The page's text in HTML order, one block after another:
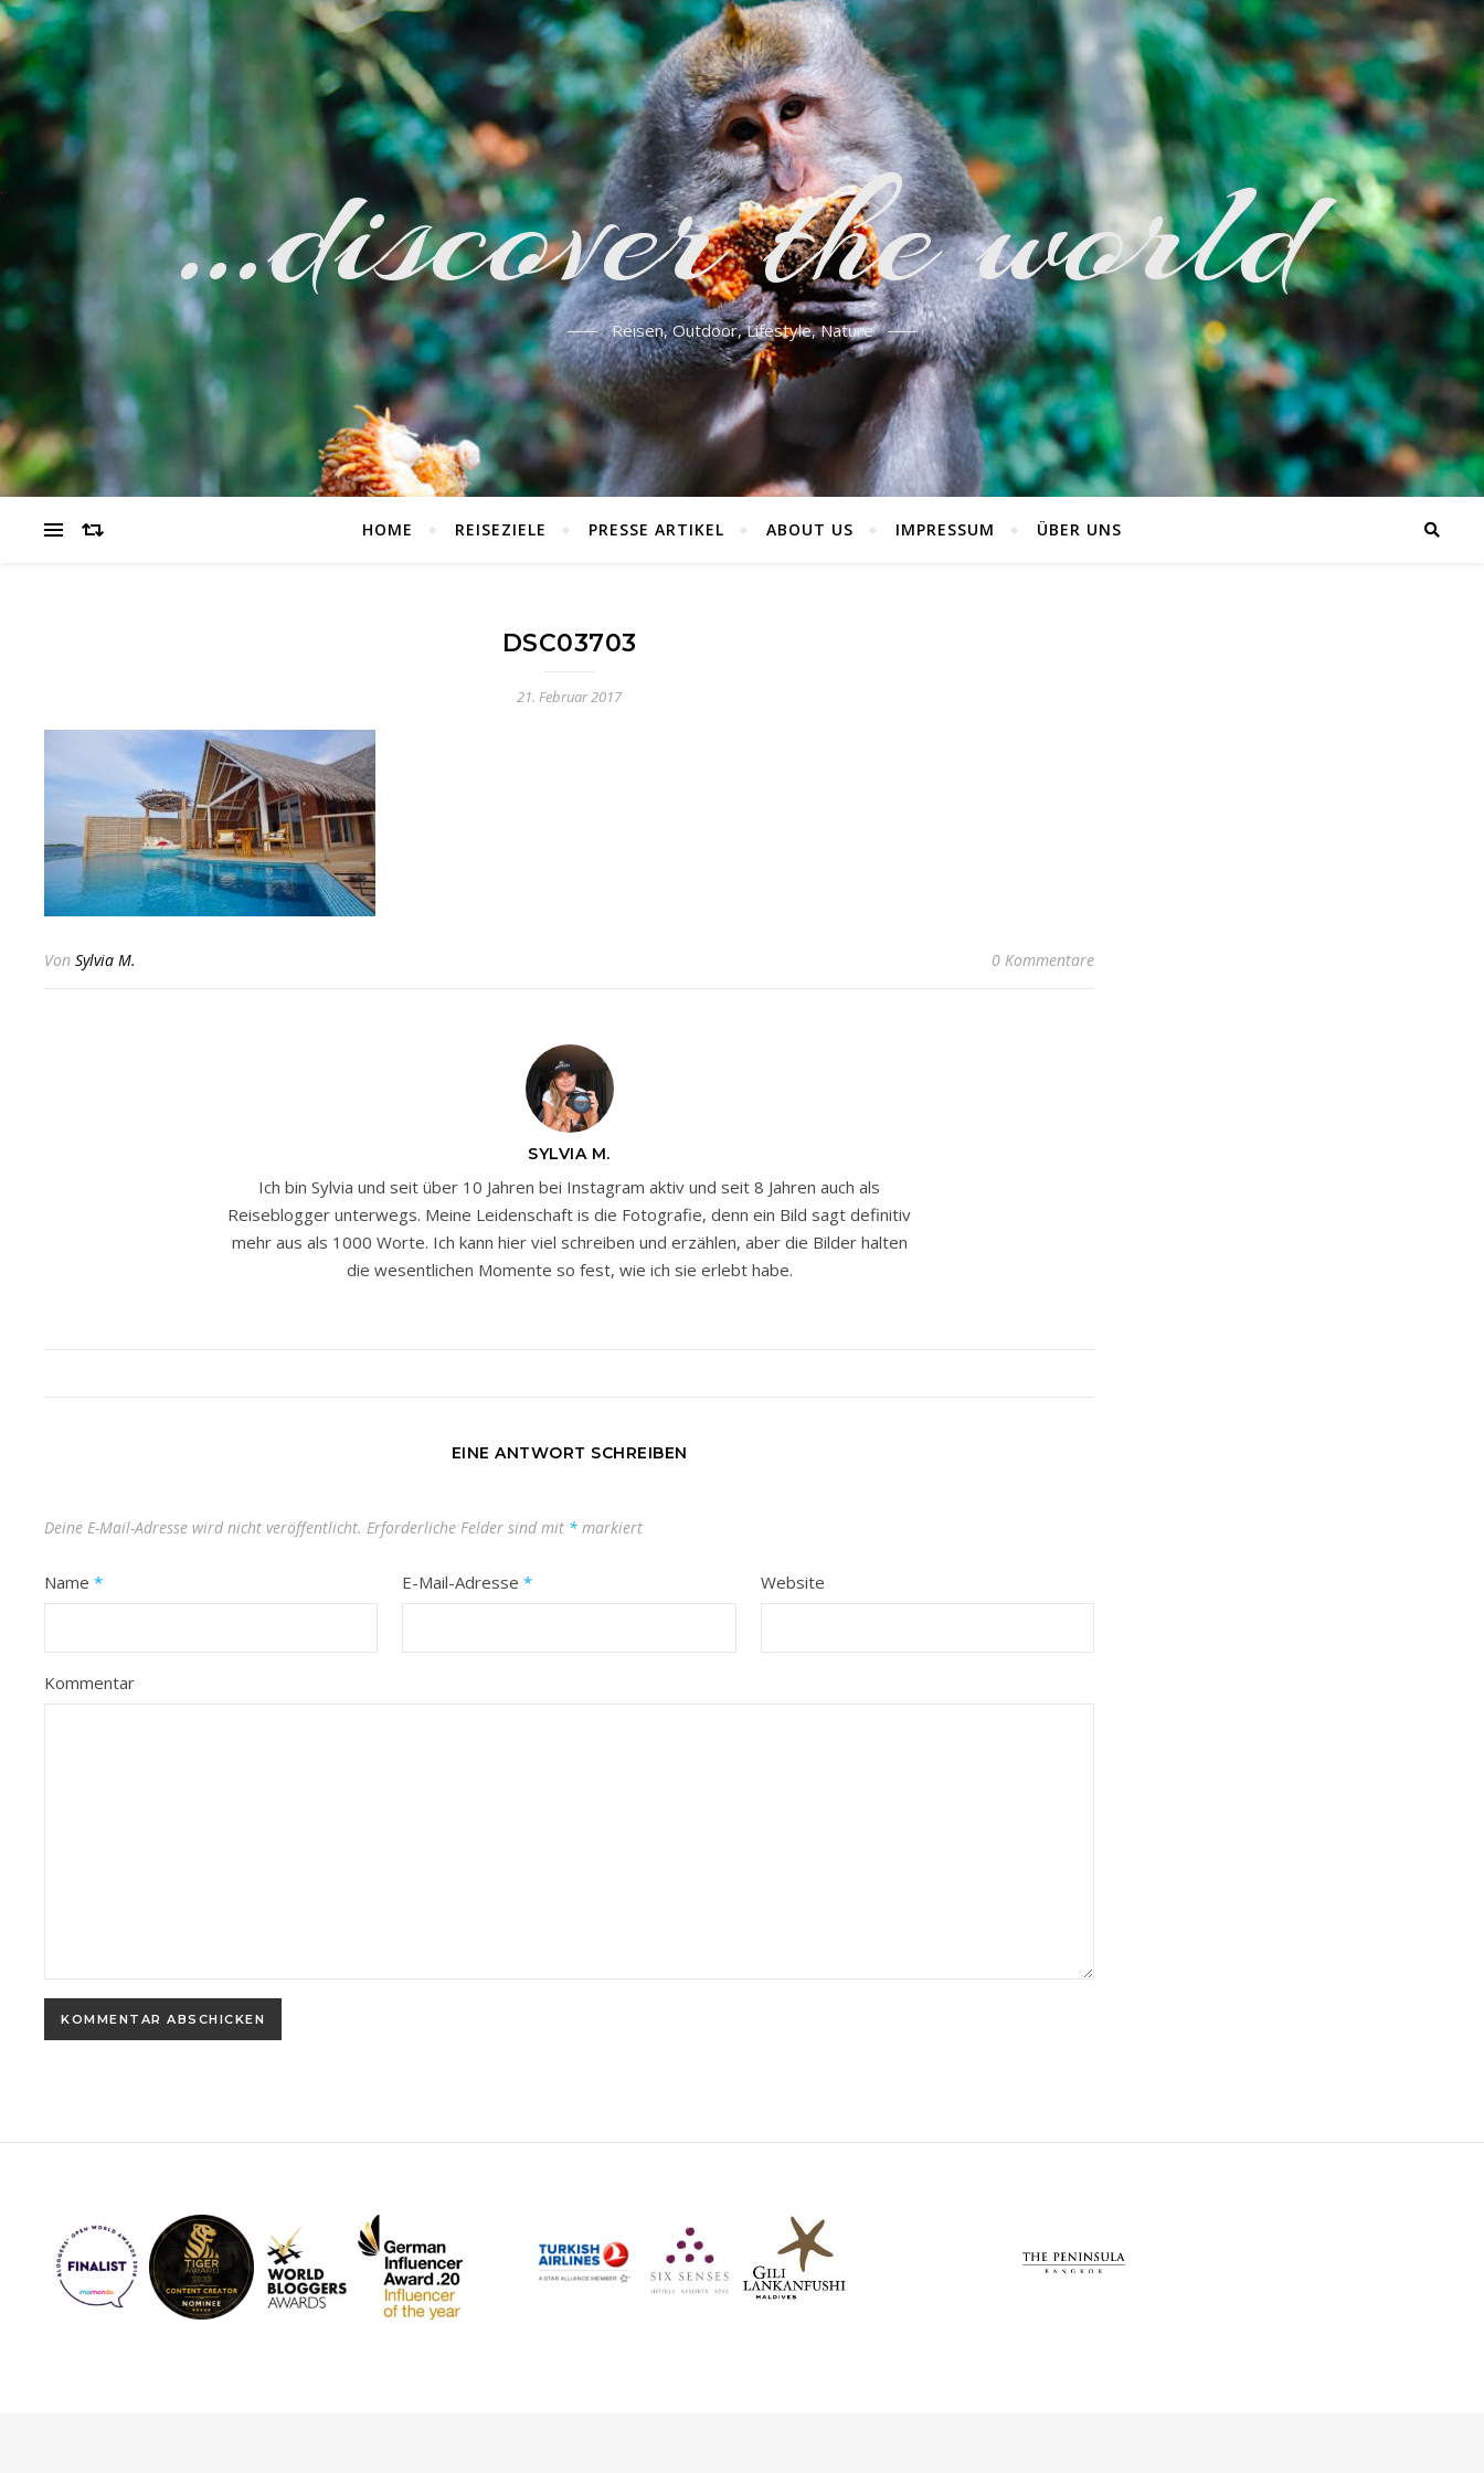
…discover the world
Reisen, Outdoor, Lifestyle, Nature
HOME REISEZIELE PRESSE ARTIKEL ABOUT US IMPRESSUM ÜBER UNS
DSC03703
21. Februar 2017
Von Sylvia M. 0 Kommentare
SYLVIA M.
Ich bin Sylvia und seit über 10 Jahren bei Instagram aktiv und seit 8 Jahren auch als
Reiseblogger unterwegs. Meine Leidenschaft is die Fotografie, denn ein Bild sagt definitiv
mehr aus als 1000 Worte. Ich kann hier viel schreiben und erzählen, aber die Bilder halten
die wesentlichen Momente so fest, wie ich sie erlebt habe.
EINE ANTWORT SCHREIBEN
Deine E-Mail-Adresse wird nicht veröffentlicht. Erforderliche Felder sind mit * markiert
Name * E-Mail-Adresse* Website
Kommentar